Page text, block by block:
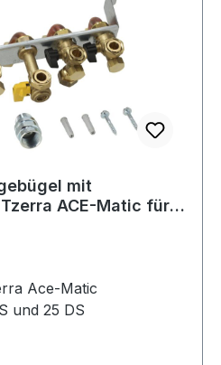
mit
ACE-Matic für
Ace-Matic
und 25 DS